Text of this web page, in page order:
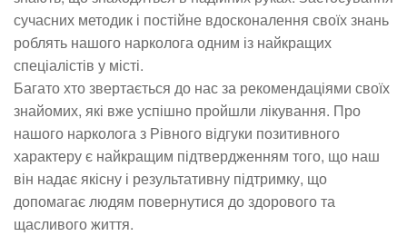
сучасних методик і постійне вдосконалення своїх знань
роблять нашого нарколога одним із найкращих
спеціалістів у місті.
Багато хто звертається до нас за рекомендаціями своїх
знайомих, які вже успішно пройшли лікування. Про
нашого нарколога з Рівного відгуки позитивного
характеру є найкращим підтвердженням того, що наш
він надає якісну і результативну підтримку, що
допомагає людям повернутися до здорового та
щасливого життя.